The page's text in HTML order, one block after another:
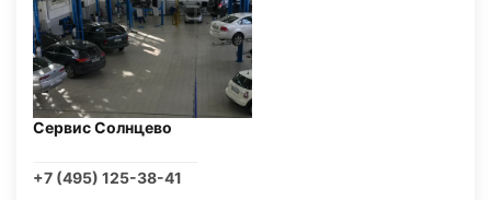
Сервис Солнцево
+7 (495) 125-38-41